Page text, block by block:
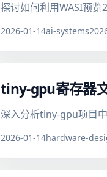
探讨如何利用WASI预
2026-01-14ai-systems
tiny-gpu寄存器
深入分析tiny-gpu项目
2026-01-14hardware-